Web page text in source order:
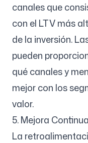
canales que
con el LTV más
de la inversión.
pueden
qué canales y
mejor con los
valor.
5. Mejora
La